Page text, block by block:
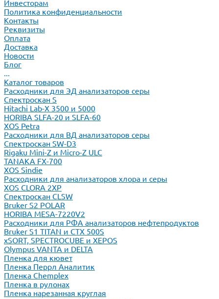
Инвесторам
Политика конфиденциальности
Контакты
Реквизиты
Оплата
Доставка
Новости
Блог
...
Каталог товаров
Расходники для ЭД анализаторов серы
Спектроскан S
Hitachi Lab-X 3500 и 5000
HORIBA SLFA-20 и SLFA-60
XOS Petra
Расходники для ВД анализаторов серы
Спектроскан SW-D3
Rigaku Mini-Z и Micro-Z ULC
TANAKA FX-700
XOS Sindie
Расходники для анализаторов хлора и серы
XOS CLORA 2XP
Спектроскан CLSW
Bruker S2 POLAR
HORIBA MESA-7220V2
Расходники для РФА анализаторов нефтепродуктов
Bruker S1 TITAN и CTX 500S
xSORT, SPECTROCUBE и XEPOS
Olympus VANTA и DELTA
Пленка для кювет
Пленка Перрл Аналитик
Пленка Chemplex
Пленка в рулонах
Пленка нарезанная круглая